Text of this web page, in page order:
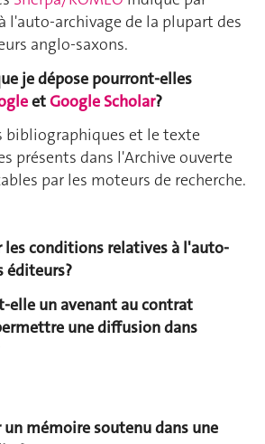
l'auto-archivage de la plupart des
anglo-saxons.
je dépose pourront-elles
etGoogle Scholar?
bibliographiques et le texte
présents dans l'Archive ouverte
par les moteurs de recherche.
conditions relatives à l'auto-
éditeurs?
elle un avenant au contrat
une diffusion dans
mémoire soutenu dans une